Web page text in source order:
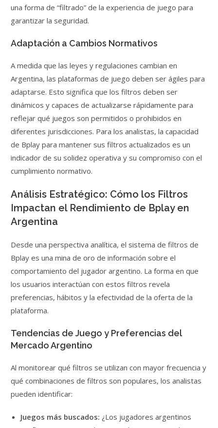
una forma de “filtrado” de la experiencia de juego para
garantizar la seguridad.
Adaptación a Cambios Normativos
A medida que las leyes y regulaciones cambian en
Argentina, las plataformas de juego deben ser ágiles para
adaptarse. Esto significa que los filtros deben ser
dinámicos y capaces de actualizarse rápidamente para
reflejar qué juegos son permitidos o prohibidos en
diferentes jurisdicciones. Para los analistas, la capacidad
de Bplay para mantener sus filtros actualizados es un
indicador de su solidez operativa y su compromiso con el
cumplimiento normativo.
Análisis Estratégico: Cómo los Filtros
Impactan el Rendimiento de Bplay en
Argentina
Desde una perspectiva analítica, el sistema de filtros de
Bplay es una mina de oro de información sobre el
comportamiento del jugador argentino. La forma en que
los usuarios interactúan con estos filtros revela
preferencias, hábitos y la efectividad de la oferta de la
plataforma.
Tendencias de Juego y Preferencias del
Mercado Argentino
Al monitorear qué filtros se utilizan con mayor frecuencia y
qué combinaciones de filtros son populares, los analistas
pueden identificar:
Juegos más buscados: ¿Los jugadores argentinos